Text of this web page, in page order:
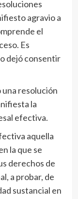
agravio a
el
Es
dejó consentir
una resolución
la
efectiva.
aquella
la que se
derechos de
a probar, de
sustancial en